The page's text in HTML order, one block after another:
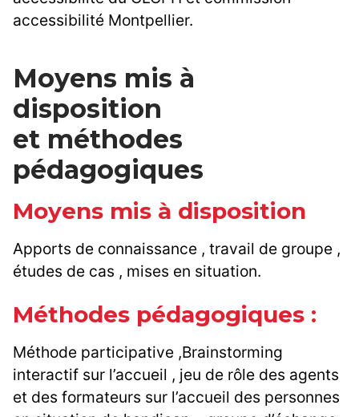
accessibilité Montpellier.
Moyens mis à
disposition
et méthodes
pédagogiques
Moyens mis à disposition
Apports de connaissance , travail de groupe ,
études de cas , mises en situation.
Méthodes pédagogiques :
Méthode participative ,Brainstorming
interactif sur l’accueil , jeu de rôle des agents
et des formateurs sur l’accueil des personnes